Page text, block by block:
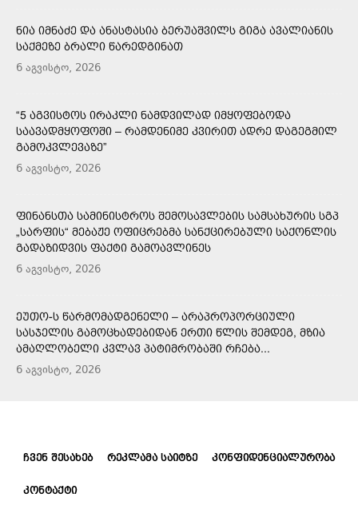
ᲜᲘᲐ ᲘᲛᲜᲐᲫᲔ ᲓᲐ ᲐᲜᲐᲡᲢᲐᲡᲘᲐ ᲑᲔᲠᲣᲐᲨᲕᲘᲚᲡ ᲒᲘᲒᲐ ᲐᲕᲐᲚᲘᲐᲜᲘᲡ
ᲡᲐᲥᲛᲔᲖᲔ ᲑᲠᲐᲚᲘ ᲬᲐᲠᲔᲓᲒᲘᲜᲐᲗ
6 აგვისტო, 2026
“5 ᲐᲒᲕᲘᲡᲢᲝᲡ ᲘᲠᲐᲙᲚᲘ ᲜᲐᲛᲓᲕᲘᲚᲐᲓ ᲘᲛᲧᲝᲤᲔᲑᲝᲓᲐ
ᲡᲐᲐᲕᲐᲓᲛᲧᲝᲤᲝᲨᲘ – ᲠᲐᲛᲓᲔᲜᲘᲛᲔ ᲙᲕᲘᲠᲘᲗ ᲐᲓᲠᲔ ᲓᲐᲒᲔᲒᲛᲘᲚ
ᲒᲐᲛᲝᲙᲕᲚᲔᲕᲐᲖᲔ”
6 აგვისტო, 2026
ᲤᲘᲜᲐᲜᲡᲗᲐ ᲡᲐᲛᲘᲜᲘᲡᲢᲠᲝᲡ ᲨᲔᲛᲝᲡᲐᲕᲚᲔᲑᲘᲡ ᲡᲐᲛᲡᲐᲮᲣᲠᲘᲡ ᲡᲒᲞ
„ᲡᲐᲠᲤᲘᲡ“ ᲛᲔᲑᲐᲟᲔ ᲝᲤᲘᲪᲠᲔᲑᲛᲐ ᲡᲐᲜᲥᲪᲘᲠᲔᲑᲣᲚᲘ ᲡᲐᲥᲝᲜᲚᲘᲡ
ᲒᲐᲓᲐᲖᲘᲓᲕᲘᲡ ᲤᲐᲥᲢᲘ ᲒᲐᲛᲝᲐᲕᲚᲘᲜᲔᲡ
6 აგვისტო, 2026
ᲔᲣᲗᲝ-Ს ᲬᲐᲠᲛᲝᲛᲐᲓᲒᲔᲜᲔᲚᲘ – ᲐᲠᲐᲞᲠᲝᲞᲝᲠᲪᲘᲣᲚᲘ
ᲡᲐᲡᲯᲔᲚᲘᲡ ᲒᲐᲛᲝᲪᲮᲐᲓᲔᲑᲘᲓᲐᲜ ᲔᲠᲗᲘ ᲬᲚᲘᲡ ᲨᲔᲛᲓᲔᲒ, ᲛᲖᲘᲐ
ᲐᲛᲐᲦᲚᲝᲑᲔᲚᲘ ᲙᲕᲚᲐᲕ ᲞᲐᲢᲘᲛᲠᲝᲑᲐᲨᲘ ᲠᲩᲔᲑᲐ...
6 აგვისტო, 2026
ᲩᲕᲔᲜ ᲨᲔᲡᲐᲮᲔᲑ ᲠᲔᲙᲚᲐᲛᲐ ᲡᲐᲘᲢᲖᲔ ᲙᲝᲜᲤᲘᲓᲔᲜᲪᲘᲐᲚᲣᲠᲝᲑᲐ
ᲙᲝᲜᲢᲐᲥᲢᲘ